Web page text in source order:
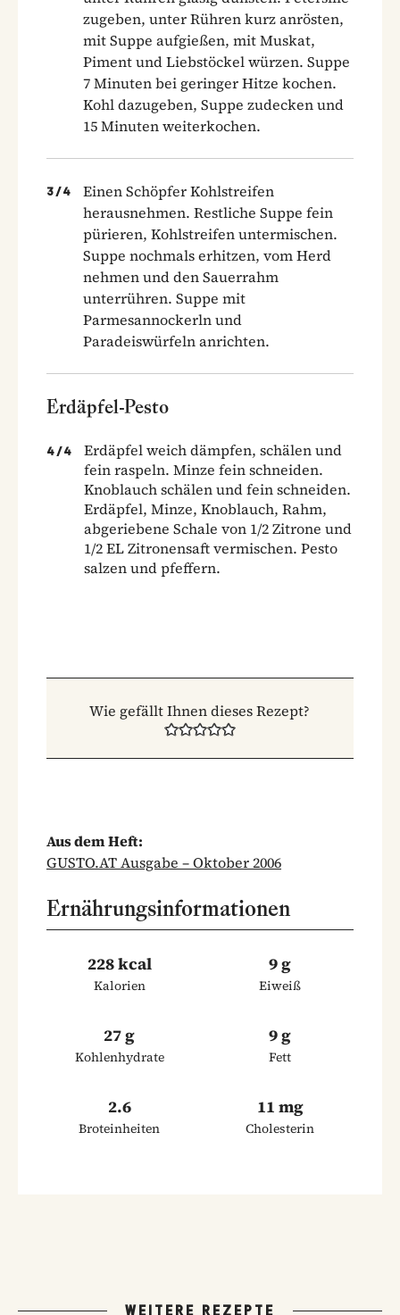
zugeben, unter Rühren kurz anrösten,
mit Suppe aufgießen, mit Muskat,
Piment und Liebstöckel würzen. Suppe
7 Minuten bei geringer Hitze kochen.
Kohl dazugeben, Suppe zudecken und
15 Minuten weiterkochen.
3 /4
Einen Schöpfer Kohlstreifen
herausnehmen. Restliche Suppe fein
pürieren, Kohlstreifen untermischen.
Suppe nochmals erhitzen, vom Herd
nehmen und den Sauerrahm
unterrühren. Suppe mit
Parmesannockerln und
Paradeiswürfeln anrichten.
Erdäpfel-Pesto
4 /4
Erdäpfel weich dämpfen, schälen und
fein raspeln. Minze fein schneiden.
Knoblauch schälen und fein schneiden.
Erdäpfel, Minze, Knoblauch, Rahm,
abgeriebene Schale von 1/2 Zitrone und
1/2 EL Zitronensaft vermischen. Pesto
salzen und pfeffern.
Wie gefällt Ihnen dieses Rezept?
Aus dem Heft:
GUSTO.AT Ausgabe – Oktober 2006
Ernährungsinformationen
228 kcal
Kalorien
9 g
Eiweiß
27 g
Kohlenhydrate
9 g
Fett
2.6
Broteinheiten
11 mg
Cholesterin
WEITERE REZEPTE